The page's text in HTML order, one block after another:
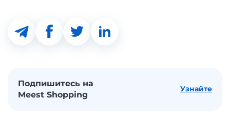
Подпишитесь на
Meest Shopping
Узнайте